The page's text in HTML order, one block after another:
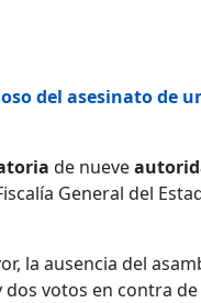
del asesinato de
de nueve
General del
la ausencia del
votos en contra